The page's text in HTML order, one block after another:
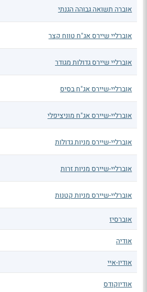
אוברה תשואה גבוהה הגנתי
אוברליי שיירס אג"ח טווח קצר
אוברליי שיירס גדולות מגודר
אוברליי-שיירס אג"ח בסיס
אוברליי-שיירס אג"ח מוניציפלי
אוברליי-שיירס מניות גדולות
אוברליי-שיירס מניות זרות
אוברליי-שיירס מניות קטנות
אוברסיז
אודיה
אודיו-איי
אודיוקודס